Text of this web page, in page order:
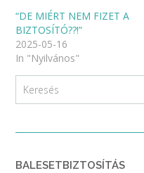
“DE MIÉRT NEM FIZET A
BIZTOSÍTÓ??!”
2025-05-16
In "Nyilvános"
BALESETBIZTOSÍTÁS